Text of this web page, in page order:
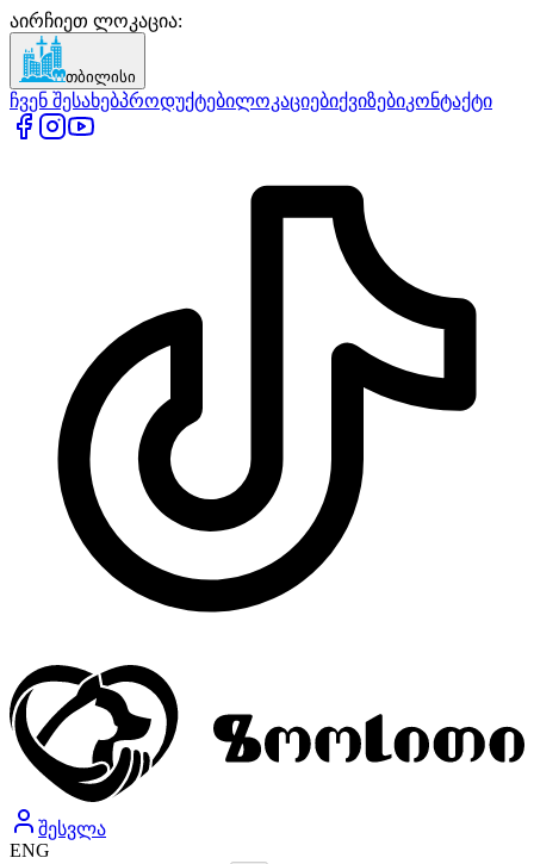
აირჩიეთ ლოკაცია:
თბილისი
ჩვენ შესახებპროდუქტებილოკაციებიქვიზებიკონტაქტი
შესვლა
ENG